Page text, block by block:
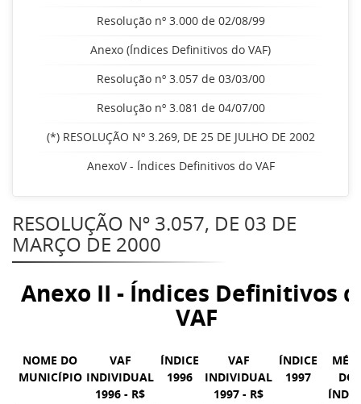
Resolução nº 3.000 de 02/08/99
Anexo (Índices Definitivos do VAF)
Resolução nº 3.057 de 03/03/00
Resolução nº 3.081 de 04/07/00
(*) RESOLUÇÃO Nº 3.269, DE 25 DE JULHO DE 2002
AnexoV - Índices Definitivos do VAF
RESOLUÇÃO Nº 3.057, DE 03 DE
MARÇO DE 2000
Anexo II - Índices Definitivos
VAF
NOME DO
MUNICÍPIO
VAF
INDIVIDUAL
1996 - R$
ÍNDICE
1996
VAF
INDIVIDUAL
1997 - R$
ÍNDICE
1997
DOS